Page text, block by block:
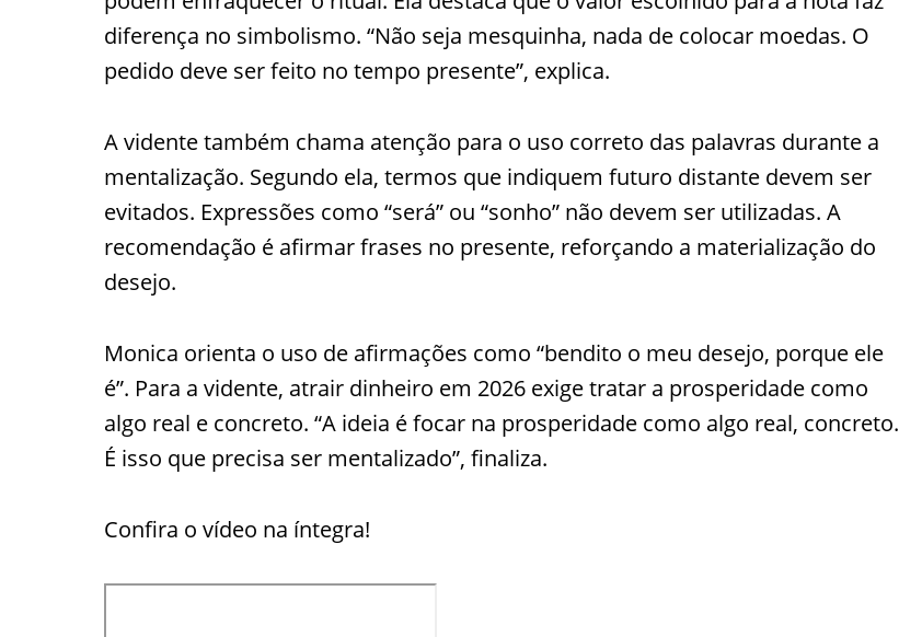
diferença no simbolismo. “Não seja mesquinha, nada de colocar moedas. O
pedido deve ser feito no tempo presente”, explica.
A vidente também chama atenção para o uso correto das palavras durante a
mentalização. Segundo ela, termos que indiquem futuro distante devem ser
evitados. Expressões como “será” ou “sonho” não devem ser utilizadas. A
recomendação é afirmar frases no presente, reforçando a materialização do
desejo.
Monica orienta o uso de afirmações como “bendito o meu desejo, porque ele
é”. Para a vidente, atrair dinheiro em 2026 exige tratar a prosperidade como
algo real e concreto. “A ideia é focar na prosperidade como algo real, concreto.
É isso que precisa ser mentalizado”, finaliza.
Confira o vídeo na íntegra!